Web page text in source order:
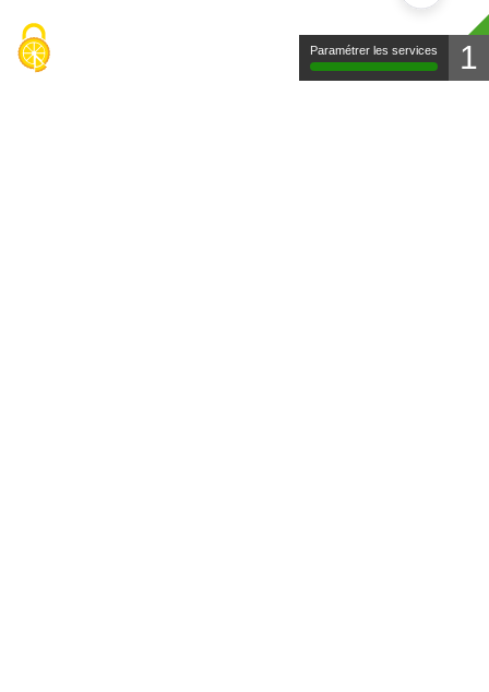
Paramétrer les services 1